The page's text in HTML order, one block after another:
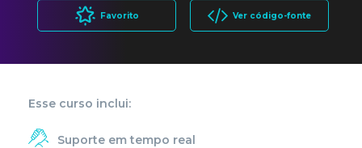
Favorito Ver código-fonte
Esse curso inclui:
Suporte em tempo real